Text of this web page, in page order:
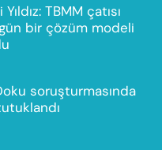
TBMM çatısı
bir çözüm modeli
soruşturmasında